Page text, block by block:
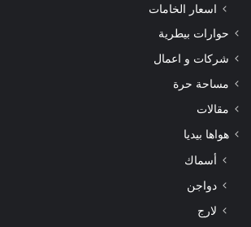
اسعار الخامات
حوارات بيطرية
شركات و اعمال
مساحة حرة
مقالات
هواها بيديا
أسماك
دواجن
لارج